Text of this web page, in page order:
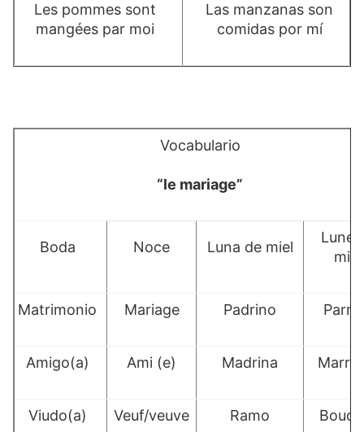
Les pommes sont
mangées par moi
Las manzanas son
comidas por mí
Vocabulario
“le mariage”
Boda Noce Luna de miel
Lune
miel
Matrimonio Mariage Padrino
Amigo(a) Ami (e) Madrina
Viudo(a) Veuf/veuve Ramo